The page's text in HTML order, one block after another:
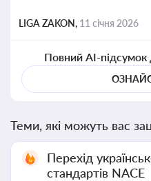
LIGA ZAKON, 11 січня 2026
Повний AI-підсумок
Теми, які можуть вас
Перехід
стандартів NACE